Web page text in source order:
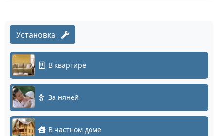
Установка
В квартире
За няней
В частном доме